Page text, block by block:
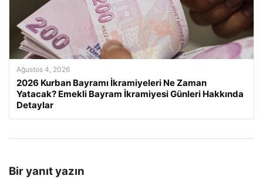
Ağustos 4, 2026
2026 Kurban Bayramı İkramiyeleri Ne Zaman
Yatacak? Emekli Bayram İkramiyesi Günleri Hakkında
Detaylar
Bir yanıt yazın